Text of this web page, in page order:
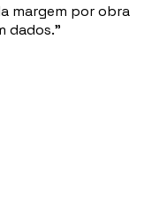
margem por obra
dados.”